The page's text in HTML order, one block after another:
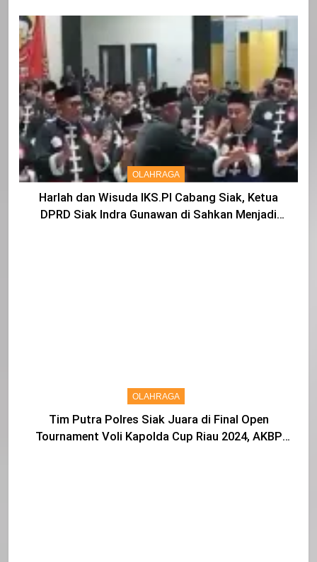
OLAHRAGA
Harlah dan Wisuda IKS.PI Cabang Siak, Ketua
DPRD Siak Indra Gunawan di Sahkan Menjadi
OLAHRAGA
Tim Putra Polres Siak Juara di Final Open
Tournament Voli Kapolda Cup Riau 2024, AKBP